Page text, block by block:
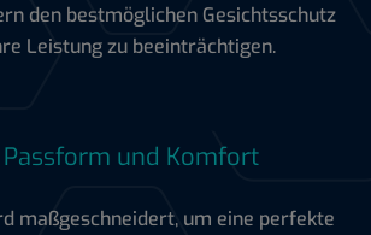
den bestmöglichen Gesichtsschutz
Leistung zu beeinträchtigen.
und Komfort
maßgeschneidert, um eine perfekte